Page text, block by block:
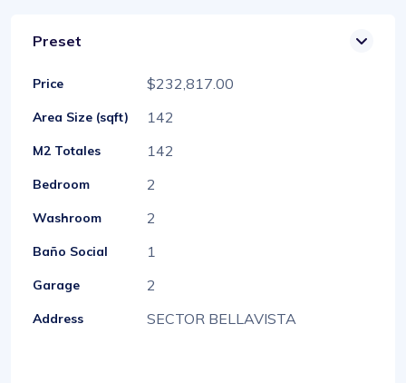
Preset
Price $232,817.00
Area Size (sqft) 142
M2 Totales 142
Bedroom 2
Washroom 2
Baño Social 1
Garage 2
Address SECTOR BELLAVISTA